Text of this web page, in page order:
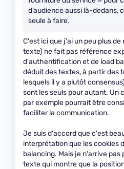
d’audience aussi là-dedans,
seule à faire.
C'est ici que j'ai un peu plus
texte) ne fait pas référence
d'authentification et de load
déduit des textes, à partir des
lesquels il y a plutôt
sont les seuls pour autant. Un
par exemple pourrait être
faciliter la communication.
Je suis d'accord que c'est
interprétation que les cookies
balancing. Mais je n'arrive
texte qui montre que la